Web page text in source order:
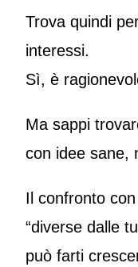
Trova quindi
interessi.
Sì, è
Ma sappi
con idee sane,
Il confronto
“diverse dalle
può farti